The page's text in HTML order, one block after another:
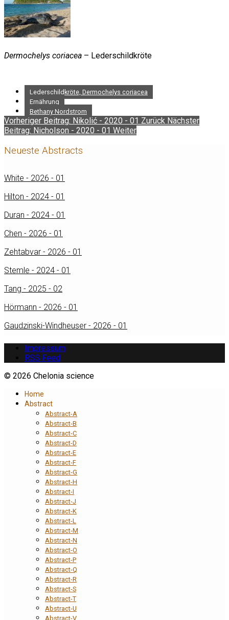
Dermochelys coriacea – Lederschildkröte
Lederschildkröte, Dermochelys coriacea
Ernährung
Bethany Nordstrom
Vorheriger Beitrag: Nikolić - 2020 - 01 Zurück Nächster
Beitrag: Nicholson - 2020 - 01 Weiter
Neueste Abstracts
White - 2026 - 01
Hilton - 2024 - 01
Duran - 2024 - 01
Chen - 2026 - 01
Zehtabvar - 2026 - 01
Stemle - 2024 - 01
Tang - 2025 - 02
Hörmann - 2026 - 01
Gaudzinski-Windheuser - 2026 - 01
Impressum
RSS Feed
© 2026 Chelonia science
Home
Abstract
Abstract-A
Abstract-B
Abstract-C
Abstract-D
Abstract-E
Abstract-F
Abstract-G
Abstract-H
Abstract-I
Abstract-J
Abstract-K
Abstract-L
Abstract-M
Abstract-N
Abstract-O
Abstract-P
Abstract-Q
Abstract-R
Abstract-S
Abstract-T
Abstract-U
Abstract-V